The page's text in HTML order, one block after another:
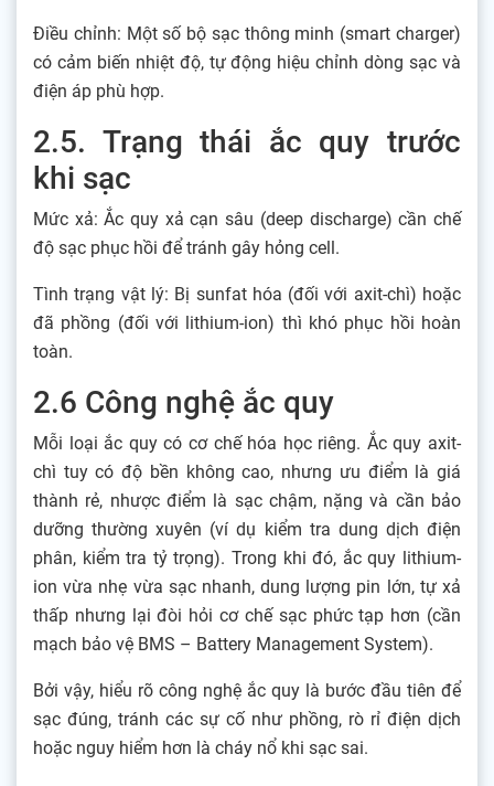
Điều chỉnh: Một số bộ sạc thông minh (smart charger)
có cảm biến nhiệt độ, tự động hiệu chỉnh dòng sạc và
điện áp phù hợp.
2.5. Trạng thái ắc quy trước
khi sạc
Mức xả: Ắc quy xả cạn sâu (deep discharge) cần chế
độ sạc phục hồi để tránh gây hỏng cell.
Tình trạng vật lý: Bị sunfat hóa (đối với axit-chì) hoặc
đã phồng (đối với lithium-ion) thì khó phục hồi hoàn
toàn.
2.6 Công nghệ ắc quy
Mỗi loại ắc quy có cơ chế hóa học riêng. Ắc quy axit-
chì tuy có độ bền không cao, nhưng ưu điểm là giá
thành rẻ, nhược điểm là sạc chậm, nặng và cần bảo
dưỡng thường xuyên (ví dụ kiểm tra dung dịch điện
phân, kiểm tra tỷ trọng). Trong khi đó, ắc quy lithium-
ion vừa nhẹ vừa sạc nhanh, dung lượng pin lớn, tự xả
thấp nhưng lại đòi hỏi cơ chế sạc phức tạp hơn (cần
mạch bảo vệ BMS – Battery Management System).
Bởi vậy, hiểu rõ công nghệ ắc quy là bước đầu tiên để
sạc đúng, tránh các sự cố như phồng, rò rỉ điện dịch
hoặc nguy hiểm hơn là cháy nổ khi sạc sai.